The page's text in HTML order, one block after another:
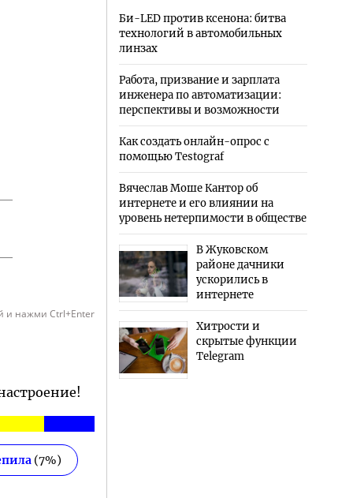
и нажми Ctrl+Enter
(7%)
Би-LED против ксенона: битва
технологий в автомобильных
линзах
Работа, призвание и зарплата
инженера по автоматизации:
перспективы и возможности
Как создать онлайн-опрос с
помощью Testograf
Вячеслав Моше Кантор об
интернете и его влиянии на
уровень нетерпимости в обществе
В Жуковском
районе дачники
ускорились в
интернете
Хитрости и
скрытые функции
Telegram